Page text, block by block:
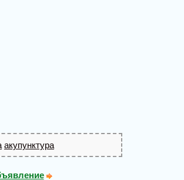
акупунктура